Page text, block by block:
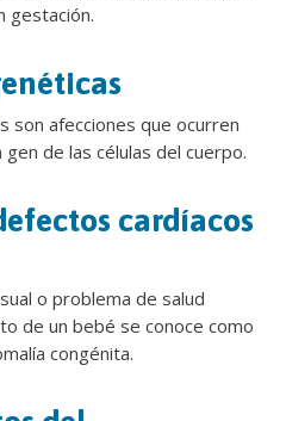
gestación.
son afecciones que ocurren
de las células del cuerpo.
cardíacos
o problema de salud
de un bebé se conoce como
congénita.